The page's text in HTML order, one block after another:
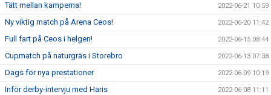
Tätt mellan kamperna! 2022-06-21 10:59
Ny viktig match på Arena Ceos! 2022-06-20 11:42
Full fart på Ceos i helgen! 2022-06-15 08:44
Cupmatch på naturgräs i Storebro 2022-06-13 07:38
Dags för nya prestationer 2022-06-09 10:19
Inför derby-intervju med Haris 2022-06-08 11:11